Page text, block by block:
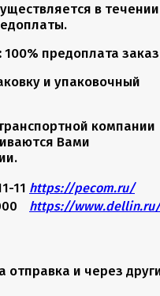
в течении
100% предоплата
и упаковочный
компании
Вами
11 https://pecom.ru/
https://www.dellin.ru/
отправка и через